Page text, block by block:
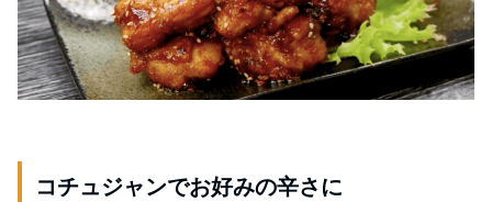
コチュジャンでお好みの辛さに